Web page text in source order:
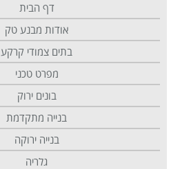
דף הבית
אודות מבנע טק
בתים צמודי קרקע
מפרט טכני
בונים ירוק
בנייה מתקדמת
בנייה ירוקה
גלריה